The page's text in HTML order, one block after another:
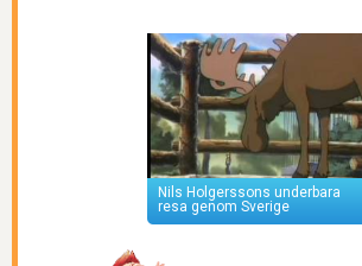
Nils Holgerssons underbara
resa genom Sverige